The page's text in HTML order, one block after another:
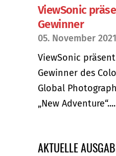
ViewSonic
Gewinner
05. November 2021
ViewSonic
Gewinner des
Global
„New Adventure“....
AKTUELLE